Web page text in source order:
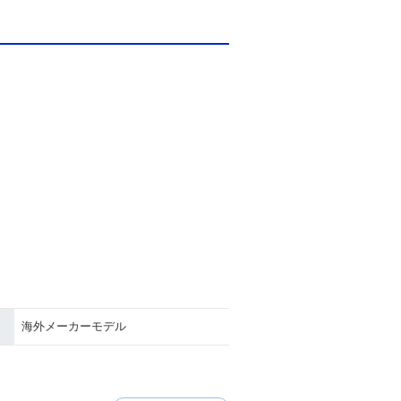
海外メーカーモデル